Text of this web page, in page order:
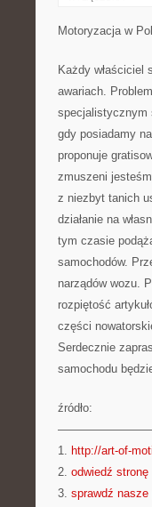
Motoryzacja w
Każdy właściciel
awariach.
specjalistycznym
gdy posiadamy
proponuje
zmuszeni
z niezbyt tanich
działanie na
tym czasie
samochodów.
narządów wozu.
rozpiętość
części
Serdecznie
samochodu
źródło:
1. http://art-of-
2. odwiedź stronę
3. sprawdź nasze